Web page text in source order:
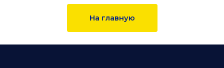
На главную